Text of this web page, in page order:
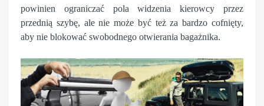
powinien ograniczać pola widzenia kierowcy przez
przednią szybę, ale nie może być też za bardzo cofnięty,
aby nie blokować swobodnego otwierania bagażnika.